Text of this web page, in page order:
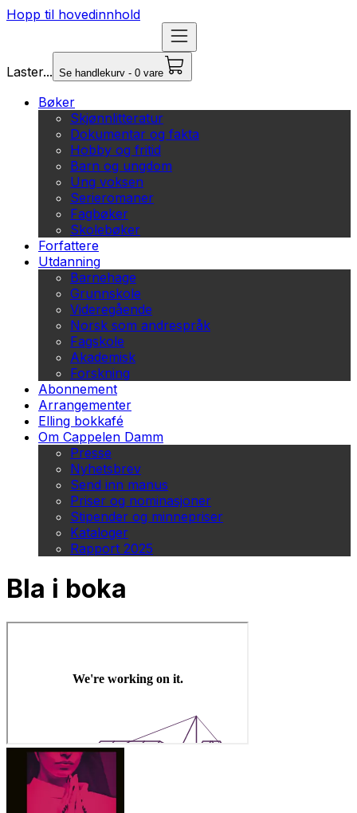
Hopp til hovedinnhold
Laster... Se handlekurv - 0 vare
Bøker
Skjønnlitteratur
Dokumentar og fakta
Hobby og fritid
Barn og ungdom
Ung voksen
Serieromaner
Fagbøker
Skolebøker
Forfattere
Utdanning
Barnehage
Grunnskole
Videregående
Norsk som andrespråk
Fagskole
Akademisk
Forskning
Abonnement
Arrangementer
Elling bokkafé
Om Cappelen Damm
Presse
Nyhetsbrev
Send inn manus
Priser og nominasjoner
Stipender og minnepriser
Kataloger
Rapport 2025
Bla i boka